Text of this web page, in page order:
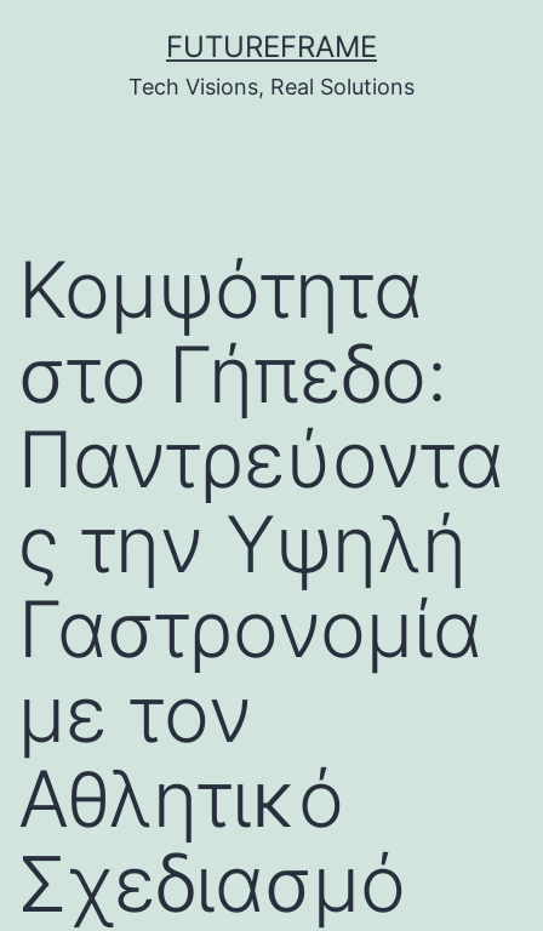
FUTUREFRAME
Tech Visions, Real Solutions
Κομψότητα
στο Γήπεδο:
Παντρεύοντα
ς την Υψηλή
Γαστρονομία
με τον
Αθλητικό
Σχεδιασμό